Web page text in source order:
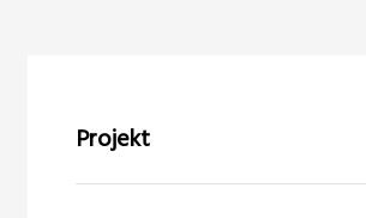
Projekt